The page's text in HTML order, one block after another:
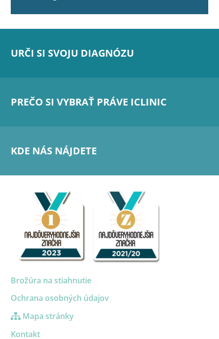
URČI SI SVOJU DIAGNÓZU
PREČO SI VYBRAŤ PRÁVE ICLINIC
KDE NÁS NÁJDETE
Brožúra na stiahnutie
Ochrana osobných údajov
Mapa stránky
Kontakt